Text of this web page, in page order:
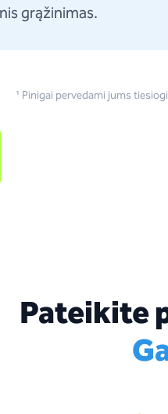
grąžinimas.
¹ Pinigai pervedami jums
Pateikite